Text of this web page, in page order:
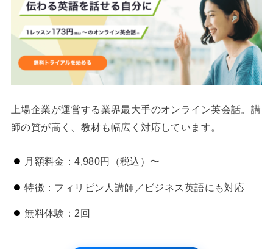
上場企業が運営する業界最大手のオンライン英会話。講
師の質が高く、教材も幅広く対応しています。
月額料金：4,980円（税込）〜
特徴：フィリピン人講師／ビジネス英語にも対応
無料体験：2回